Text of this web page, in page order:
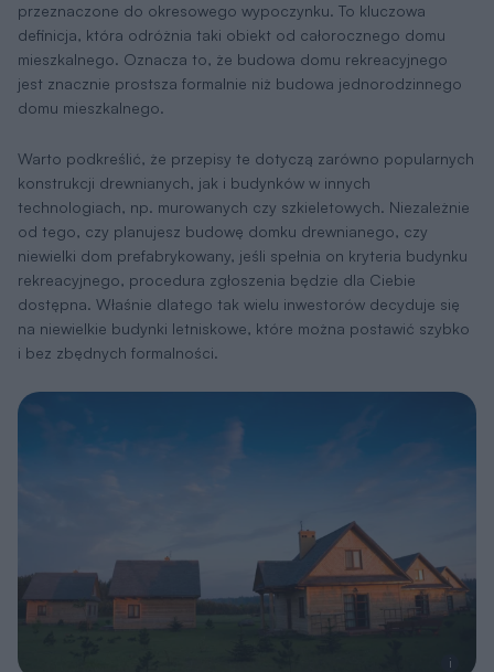
przeznaczone do okresowego wypoczynku. To kluczowa
definicja, która odróżnia taki obiekt od całorocznego domu
mieszkalnego. Oznacza to, że budowa domu rekreacyjnego
jest znacznie prostsza formalnie niż budowa jednorodzinnego
domu mieszkalnego.
Warto podkreślić, że przepisy te dotyczą zarówno popularnych
konstrukcji drewnianych, jak i budynków w innych
technologiach, np. murowanych czy szkieletowych. Niezależnie
od tego, czy planujesz budowę domku drewnianego, czy
niewielki dom prefabrykowany, jeśli spełnia on kryteria budynku
rekreacyjnego, procedura zgłoszenia będzie dla Ciebie
dostępna. Właśnie dlatego tak wielu inwestorów decyduje się
na niewielkie budynki letniskowe, które można postawić szybko
i bez zbędnych formalności.
i